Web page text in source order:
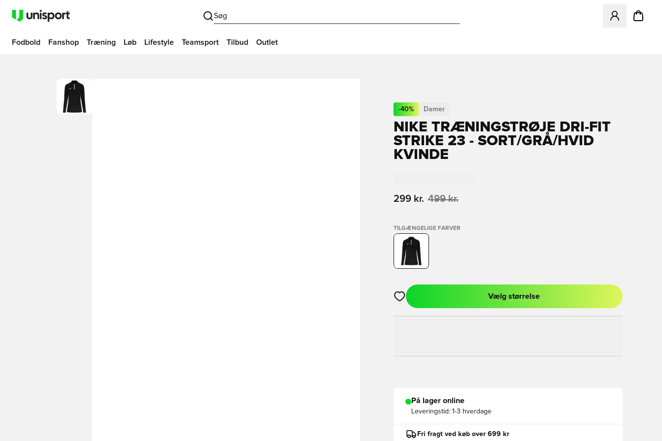
Søg
Åbner en
Fodbold Fanshop Træning Løb Lifestyle Teamsport Tilbud Outlet
-40% Damer
NIKE TRÆNINGSTRØJE DRI-FIT
STRIKE 23 - SORT/GRÅ/HVID
KVINDE
299 kr. 499 kr.
TILGÆNGELIGE FARVER
Åbner en Modal til at logge ind eller tilmelde dig som medlem
Vælg størrelse
På lager online
Leveringstid: 1-3 hverdage
Fri fragt ved køb over 699 kr